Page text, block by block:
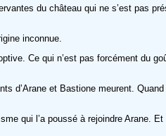
du château qui ne s’est pas
inconnue.
Ce qui n’est pas forcément du
d’Arane et Bastione meurent.
qui l’a poussé à rejoindre Arane.